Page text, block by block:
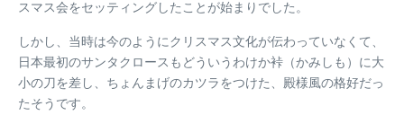
スマス会をセッティングしたことが始まりでした。
しかし、当時は今のようにクリスマス文化が伝わっていなくて、
日本最初のサンタクロースもどういうわけか裃（かみしも）に大
小の刀を差し、ちょんまげのカツラをつけた、殿様風の格好だっ
たそうです。